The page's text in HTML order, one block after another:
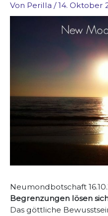
Von Perilla /14. Oktober
Neumondbotschaft
Begrenzungen lösen
Das göttliche